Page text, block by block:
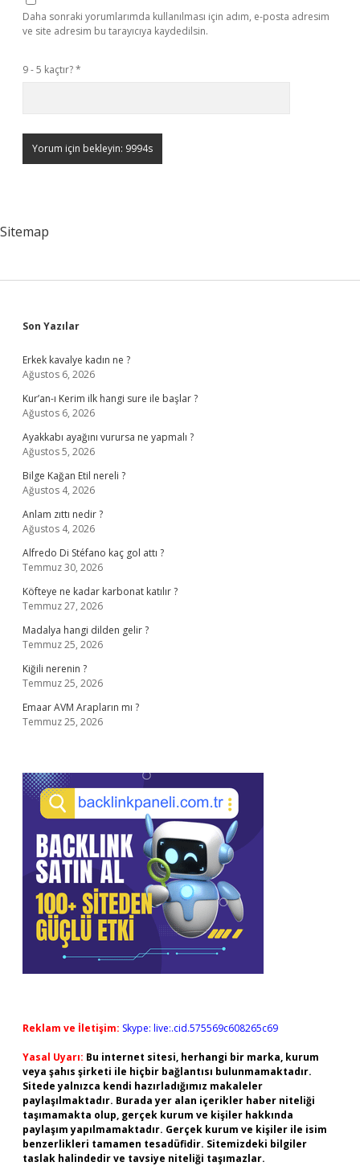
Daha sonraki yorumlarımda kullanılması için adım, e-posta adresim
ve site adresim bu tarayıcıya kaydedilsin.
9 - 5 kaçtır?*
Sitemap
Sidebar
Son Yazılar
Erkek kavalye kadın ne ?
Ağustos 6, 2026
Kur’an-ı Kerim ilk hangi sure ile başlar ?
Ağustos 6, 2026
Ayakkabı ayağını vurursa ne yapmalı ?
Ağustos 5, 2026
Bilge Kağan Etil nereli ?
Ağustos 4, 2026
Anlam zıttı nedir ?
Ağustos 4, 2026
Alfredo Di Stéfano kaç gol attı ?
Temmuz 30, 2026
Köfteye ne kadar karbonat katılır ?
Temmuz 27, 2026
Madalya hangi dilden gelir ?
Temmuz 25, 2026
Kiğili nerenin ?
Temmuz 25, 2026
Emaar AVM Arapların mı ?
Temmuz 25, 2026
Reklam ve İletişim: Skype: live:.cid.575569c608265c69
Yasal Uyarı: Bu internet sitesi, herhangi bir marka, kurum
veya şahıs şirketi ile hiçbir bağlantısı bulunmamaktadır.
Sitede yalnızca kendi hazırladığımız makaleler
paylaşılmaktadır. Burada yer alan içerikler haber niteliği
taşımamakta olup, gerçek kurum ve kişiler hakkında
paylaşım yapılmamaktadır. Gerçek kurum ve kişiler ile isim
benzerlikleri tamamen tesadüfidir. Sitemizdeki bilgiler
taslak halindedir ve tavsiye niteliği taşımazlar.